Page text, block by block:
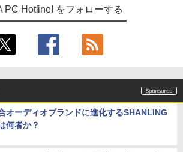
PC Hotline! をフォローする
オーディオブランドに進化するSHANLING
何者か？